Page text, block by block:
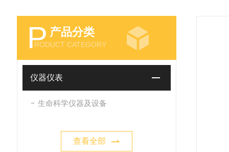
P 产品分类
RODUCT CATEGORY
仪器仪表
生命科学仪器及设备
查看全部